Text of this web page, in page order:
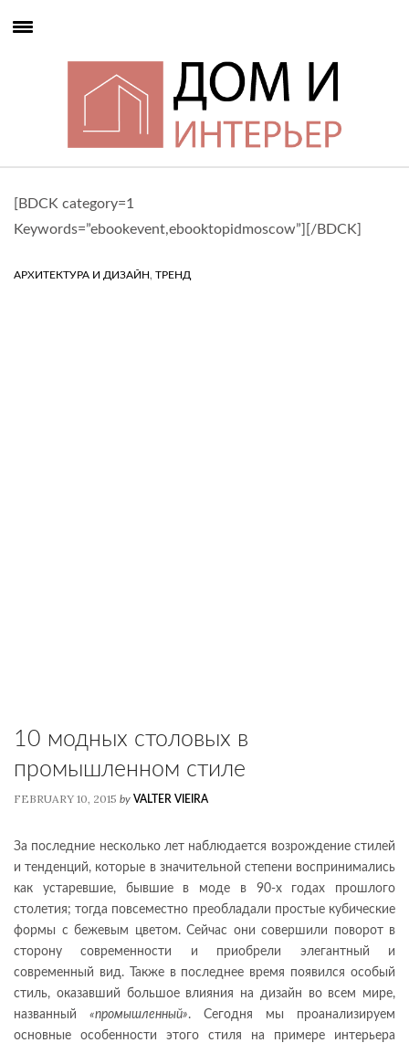
[BDCK category=1
Keywords=”ebookevent,ebooktopidmoscow”][/BDCK]
АРХИТЕКТУРА И ДИЗАЙН, ТРЕНД
10 модных столовых в
промышленном стиле
FEBRUARY 10, 2015 by VALTER VIEIRA
За последние несколько лет наблюдается возрождение стилей
и тенденций, которые в значительной степени воспринимались
как устаревшие, бывшие в моде в 90-х годах прошлого
столетия; тогда повсеместно преобладали простые кубические
формы с бежевым цветом. Сейчас они совершили поворот в
сторону современности и приобрели элегантный и
современный вид. Также в последнее время появился особый
стиль, оказавший большое влияния на дизайн во всем мире,
названный «промышленный». Сегодня мы проанализируем
основные особенности этого стиля на примере интерьера